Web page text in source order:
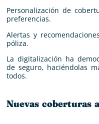
Personalización de
preferencias.
Alertas y
póliza.
La digitalización ha
de seguro, haciéndolas
todos.
Nuevas coberturas